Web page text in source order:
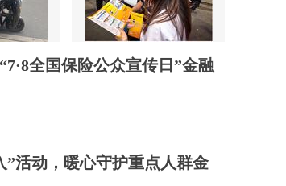
全国保险公众宣传日”金融
活动，暖心守护重点人群金